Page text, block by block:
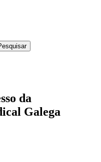
da
Galega